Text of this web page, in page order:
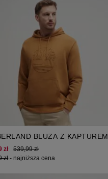
BLUZA Z KAPTUREM
LOGO PATCH LOOPBACK
539,99 zł
zł
zł-najniższa cena